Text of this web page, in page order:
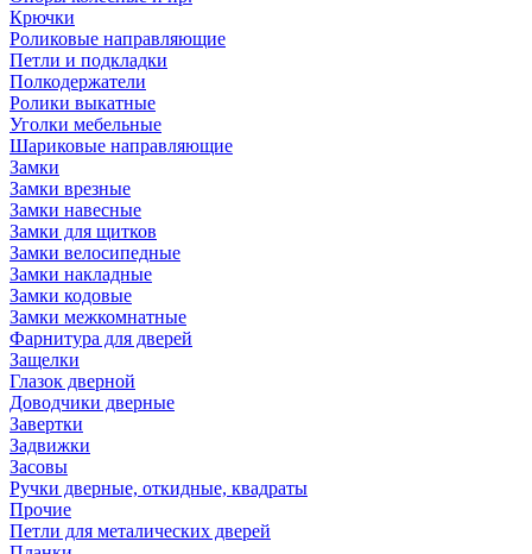
Крючки
Роликовые направляющие
Петли и подкладки
Полкодержатели
Ролики выкатные
Уголки мебельные
Шариковые направляющие
Замки
Замки врезные
Замки навесные
Замки для щитков
Замки велосипедные
Замки накладные
Замки кодовые
Замки межкомнатные
Фарнитура для дверей
Защелки
Глазок дверной
Доводчики дверные
Завертки
Задвижки
Засовы
Ручки дверные, откидные, квадраты
Прочие
Петли для металических дверей